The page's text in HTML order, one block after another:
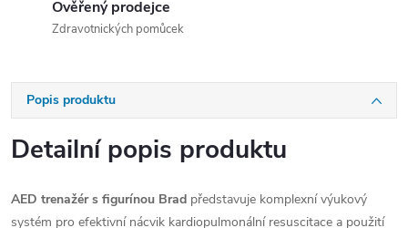
Ověřený prodejce
Zdravotnických pomůcek
Popis produktu
Detailní popis produktu
AED trenažér s figurínou Brad představuje komplexní výukový
systém pro efektivní nácvik kardiopulmonální resuscitace a použití